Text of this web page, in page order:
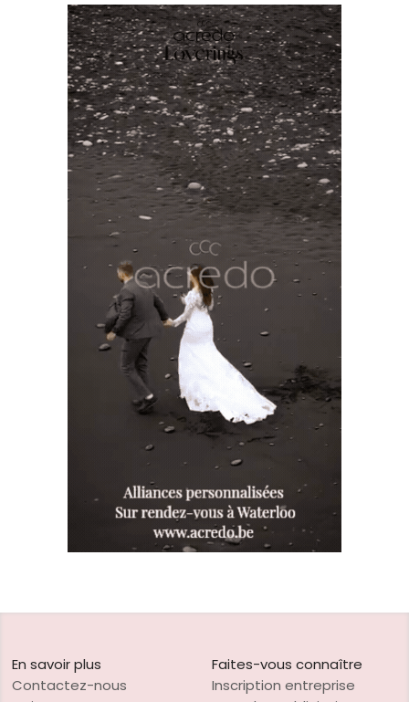
En savoir plus
Contactez-nous
Faites-vous connaître
Inscription entreprise